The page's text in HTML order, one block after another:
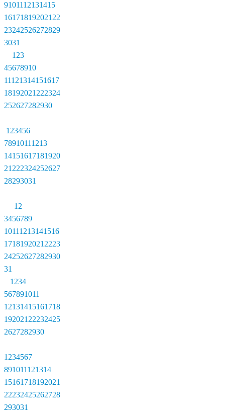
9101112131415
161718192021 22
23242526272829
3031
1 23
45678910
11121314151617
18192021 222324
252627282930
1 23456
78910111213
14151617181920
21 222324252627
28293031
1 2
3456789
10111213141516
1718192021 2223
24252627282930
31
1 234
567891011
12131415161718
192021 22232425
2627282930
1 234567
891011121314
15161718192021
22232425262728
293031